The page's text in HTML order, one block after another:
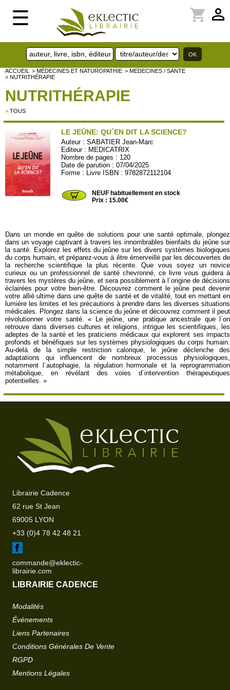
☰ perm_identity
shopping_cart
ACCUEIL > MÉDECINES ET NATUROPATHIE > MEDECINES / SANTE
> NUTRITHÉRAPIE
NUTRITHÉRAPIE
> TOUS
LE JEÛNE: QU´EN DIT LA SCIENCE?
Auteur :SABATIER Jean-Marc
Editeur : MEDICATRIX
Nombre de pages : 120
Date de parution : 07/04/2025
Forme : Livre ISBN : 9782872112104
NEUF habituellement en stock
Prix : 15.00€
Dans un monde en quête de solutions pour une santé optimale, plongez
dans un voyage captivant à travers les innombrables bienfaits du jeûne sur
la santé. Explorez les effets du jeûne sur les divers systèmes biologiques
du corps humain, et préparez-vous à être émerveillé par les découvertes de
la recherche scientifique la plus récente. Que vous soyez un novice
curieux ou un professionnel de santé chevronné, ce livre vous guidera à
travers les mystères du jeûne, et sera possiblement à l´origine de décisions
éclairées pour votre bien-être. Découvrez comment le jeûne peut devenir
votre allié ultime dans une quête de santé et de vitalité, tout en mettant en
lumière les limites et les précautions à prendre dans les diverses situations
médicales. Plongez dans la science du jeûne et découvrez comment il peut
révolutionner votre santé. « Le jeûne, une pratique ancestrale que l´on
retrouve dans diverses cultures et religions, intrigue les scientifiques, les
adeptes de la santé et les praticiens médicaux qui explorent ses impacts
profonds et bénéfiques sur les systèmes physiologiques du corps humain.
Au-delà de la simple restriction calorique, le jeûne déclenche des
adaptations qui influencent de nombreux processus physiologiques,
notamment l´autophagie, la régulation hormonale et la reprogrammation
métabolique, en révélant des voies d´intervention thérapeutiques
potentielles. »
Librairie Cadence
62 rue St Jean
69005 LYON
+33 (0)4 78 42 48 21
commande@eklectic-
librairie.com
LIBRAIRIE CADENCE
Modalités
Événements
Liens Partenaires
Conditions Générales De Vente
RGPD
Mentions Légales